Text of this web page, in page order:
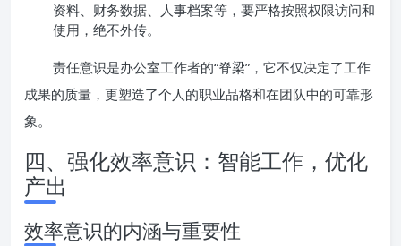
资料、财务数据、人事档案等，要严格按照权限访问和
使用，绝不外传。
责任意识是办公室工作者的“脊梁”，它不仅决定了工作
成果的质量，更塑造了个人的职业品格和在团队中的可靠形
象。
四、强化效率意识：智能工作，优化
产出
效率意识的内涵与重要性